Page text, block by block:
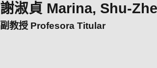
謝淑貞 Marina, Shu-
副教授 Profesora Titular